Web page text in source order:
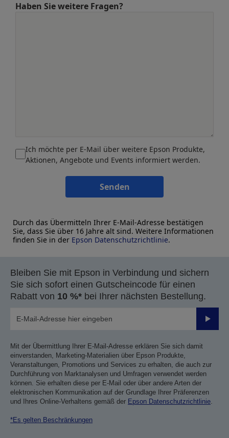
Haben Sie weitere Fragen?
Ich möchte per E-Mail über weitere Epson Produkte,
Aktionen, Angebote und Events informiert werden.
Senden
Durch das Übermitteln Ihrer E-Mail-Adresse bestätigen
Sie, dass Sie über 16 Jahre alt sind. Weitere Informationen
finden Sie in der Epson Datenschutzrichtlinie.
Bleiben Sie mit Epson in Verbindung und sichern
Sie sich sofort einen Gutscheincode für einen
Rabatt von 10 %* bei Ihrer nächsten Bestellung.
Mit der Übermittlung Ihrer E-Mail-Adresse erklären Sie sich damit
einverstanden, Marketing-Materialien über Epson Produkte,
Veranstaltungen, Promotions und Services zu erhalten, die auch zur
Durchführung von Marktanalysen und Umfragen verwendet werden
können. Sie erhalten diese per E-Mail oder über andere Arten der
elektronischen Kommunikation auf der Grundlage Ihrer Präferenzen
und Ihres Online-Verhaltens gemäß der Epson Datenschutzrichtlinie.
*Es gelten Beschränkungen